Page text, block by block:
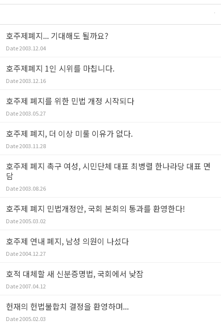
호주제폐지... 기대해도 될까요?
Date2003.12.04
호주제폐지 1인 시위를 마칩니다.
Date2003.12.16
호주제 폐지를 위한 민법 개정 시작되다
Date2003.05.27
호주제 폐지, 더 이상 미룰 이유가 없다.
Date2003.11.28
호주제 폐지 촉구 여성, 시민단체 대표 최병렬 한나라당 대표 면
담
Date2003.08.26
호주제 폐지 민법개정안, 국회 본회의 통과를 환영한다!
Date2005.03.02
호주제 연내 폐지, 남성 의원이 나섰다
Date2004.12.27
호적 대체할 새 신분증명법, 국회에서 낮잠
Date2007.04.12
헌재의 헌법불합치 결정을 환영하며...
Date2005.02.03